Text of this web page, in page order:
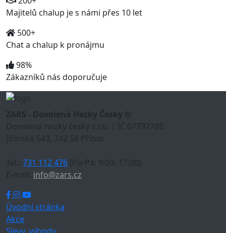
Majitelů chalup je s námi přes 10 let
500+
Chat a chalup k pronájmu
98%
Zákazníků nás doporučuje
ZARS - Dovolená Hezky Česky ®
Dovolená hezky česky s.r.o. | IČ 07797788
Jičínská 543, 742 58 Příbor
Tel.: 731 112 476 (Po-Pá: 9:00- 17:00)
E-mail: info@zars.cz
Úvodní stránka
Akce